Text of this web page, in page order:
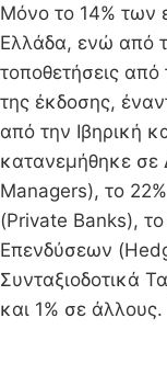
Μόνο το 14% των
Ελλάδα, ενώ από
τοποθετήσεις
της έκδοσης,
από την Ιβηρική
κατανεμήθηκε σε
Managers), το
(Private Banks),
Επενδύσεων
Συνταξιοδοτικά
και 1% σε άλλους.